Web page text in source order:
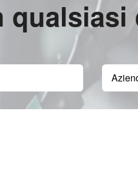
qualsiasi